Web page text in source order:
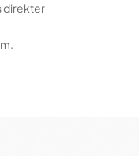
direkter